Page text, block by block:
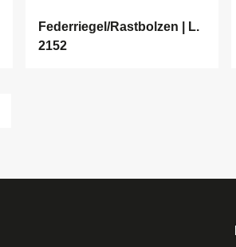
Federriegel/Rastbolzen | L.
2152